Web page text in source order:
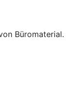
Büromaterial.